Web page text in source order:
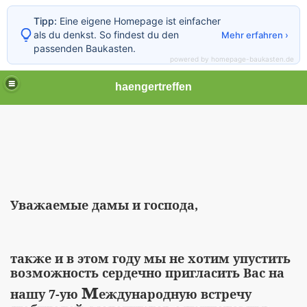
haengertreffen
Уважаемые дамы и господа,
также и в этом году мы не хотим упустить
возможность сердечно пригласить Вас на
нашу 7-ую международную встречу
ЛЮБИТЕЛЕЙ МОТО
Tipp: Eine eigene Homepage ist einfacher
als du denkst. So findest du den
passenden Baukasten.
Mehr erfahren ›
powered by homepage-baukasten.de